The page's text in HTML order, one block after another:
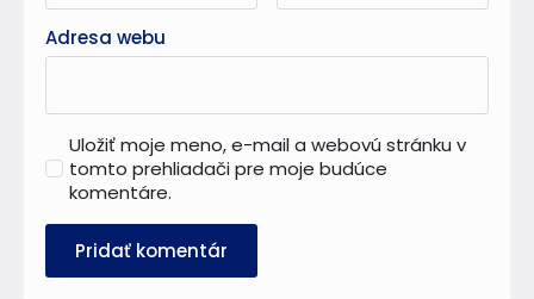
Adresa webu
Uložiť moje meno, e-mail a webovú stránku v
tomto prehliadači pre moje budúce
komentáre.